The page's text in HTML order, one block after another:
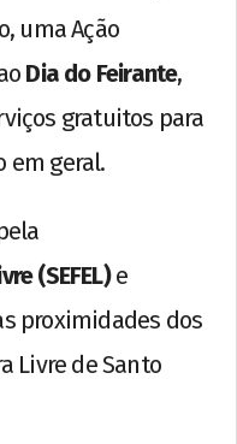
uma Ação
Dia do Feirante,
gratuitos para
em geral.
(SEFEL)e
proximidades dos
Livre de Santo